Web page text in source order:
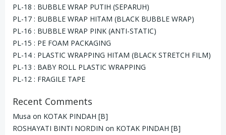
PL-18 : BUBBLE WRAP PUTIH (SEPARUH)
PL-17 : BUBBLE WRAP HITAM (BLACK BUBBLE WRAP)
PL-16 : BUBBLE WRAP PINK (ANTI-STATIC)
PL-15 : PE FOAM PACKAGING
PL-14 : PLASTIC WRAPPING HITAM (BLACK STRETCH FILM)
PL-13 : BABY ROLL PLASTIC WRAPPING
PL-12 : FRAGILE TAPE
Recent Comments
Musa on KOTAK PINDAH [B]
ROSHAYATI BINTI NORDIN on KOTAK PINDAH [B]